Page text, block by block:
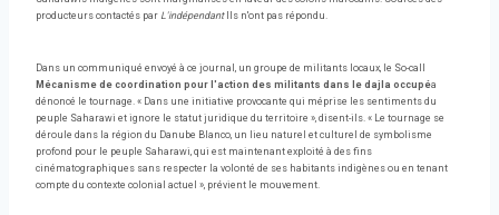
producteurs contactés par L'indépendantIls n'ont pas répondu.
Dans un communiqué envoyé à ce journal, un groupe de militants locaux, le So-call
Mécanisme de coordination pour l'action des militants dans le dajla occupéa
dénoncé le tournage. « Dans une initiative provocante qui méprise les sentiments du
peuple Saharawi et ignore le statut juridique du territoire », disent-ils. « Le tournage se
déroule dans la région du Danube Blanco, un lieu naturel et culturel de symbolisme
profond pour le peuple Saharawi, qui est maintenant exploité à des fins
cinématographiques sans respecter la volonté de ses habitants indigènes ou en tenant
compte du contexte colonial actuel », prévient le mouvement.